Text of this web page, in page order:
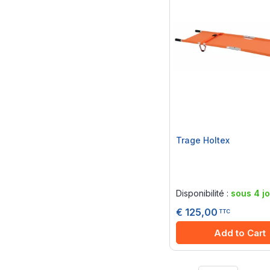
Trage Holtex
Disponibilité : sous 4
€ 125,00 TTC
Add to Cart